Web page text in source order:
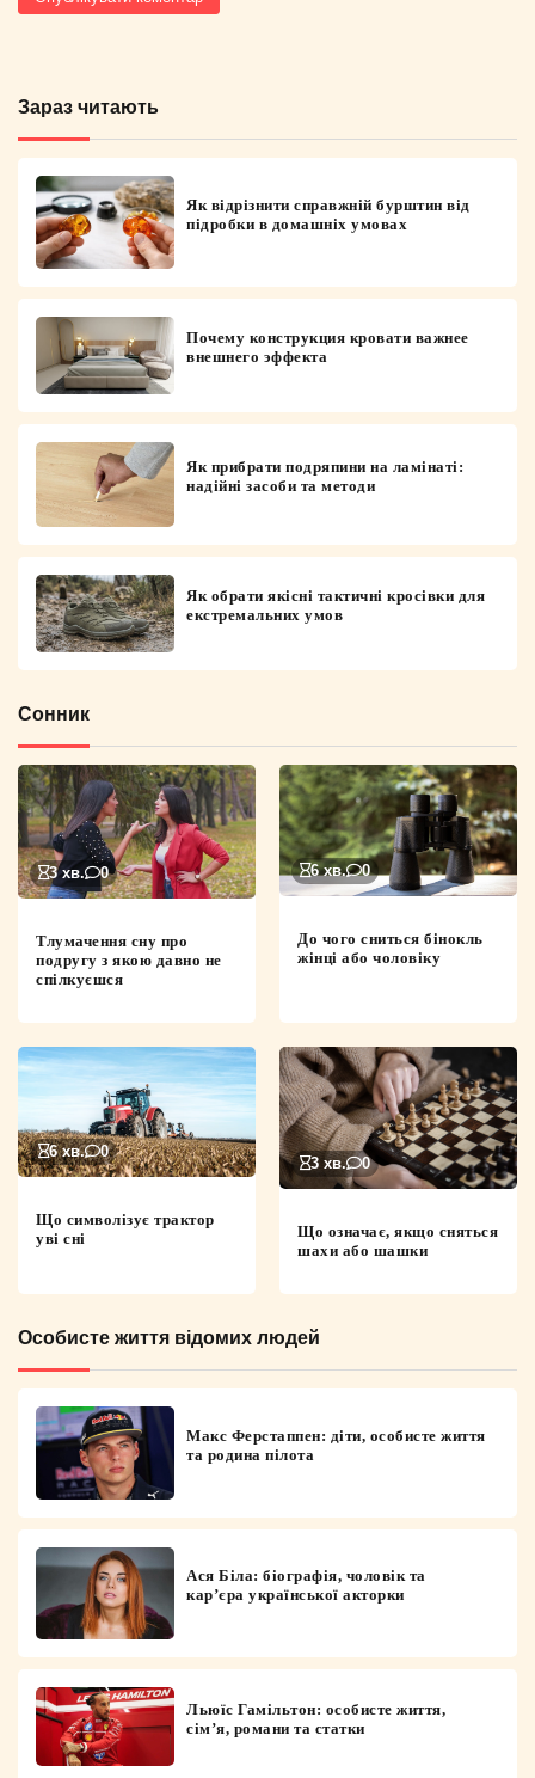
Зараз читають
Як відрізнити справжній бурштин від
підробки в домашніх умовах
Почему конструкция кровати важнее
внешнего эффекта
Як прибрати подряпини на ламінаті:
надійні засоби та методи
Як обрати якісні тактичні кросівки для
екстремальних умов
Сонник
3 хв. 0
Тлумачення сну про
подругу з якою давно не
спілкуєшся
6 хв. 0
До чого сниться бінокль
жінці або чоловіку
6 хв. 0
Що символізує трактор
уві сні
3 хв. 0
Що означає, якщо сняться
шахи або шашки
Особисте життя відомих людей
Макс Ферстаппен: діти, особисте життя
та родина пілота
Ася Біла: біографія, чоловік та
кар’єра української акторки
Льюїс Гамільтон: особисте життя,
сім’я, романи та статки